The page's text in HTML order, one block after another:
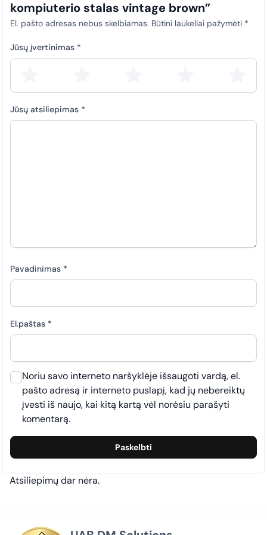
Atsiliepimų dar nėra.
kompiuterio stalas vintage brown”
El. pašto adresas nebus skelbiamas. Būtini laukeliai pažymėti *
Jūsų įvertinimas *
Jūsų atsiliepimas *
Pavadinimas *
El.paštas *
Noriu savo interneto naršyklėje išsaugoti vardą, el.
pašto adresą ir interneto puslapį, kad jų nebereiktų
įvesti iš naujo, kai kitą kartą vėl norėsiu parašyti
komentarą.